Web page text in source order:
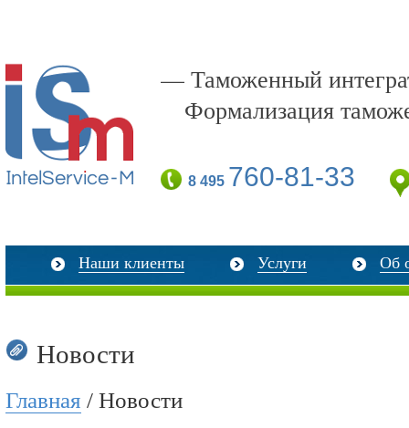
— Таможенный
Формализация
8 495 760-81-33
Наши клиенты Услуги Об
Новости
Главная / Новости